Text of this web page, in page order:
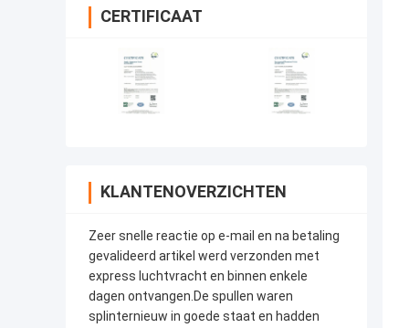
CERTIFICAAT
KLANTENOVERZICHTEN
Zeer snelle reactie op e-mail en na betaling
gevalideerd artikel werd verzonden met
express luchtvracht en binnen enkele
dagen ontvangen.De spullen waren
splinternieuw in goede staat en hadden